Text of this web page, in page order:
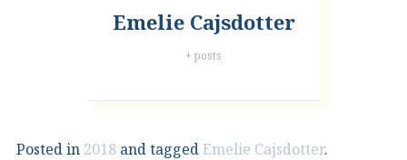
Emelie Cajsdotter
+ posts
Posted in 2018 and taggedEmelie Cajsdotter.